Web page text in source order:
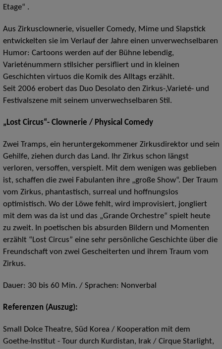
Etage“ .
Aus Zirkusclownerie, visueller Comedy, Mime und Slapstick
entwickelten sie im Verlauf der Jahre einen unverwechselbaren
Humor: Cartoons werden auf der Bühne lebendig,
Varieténummern stilsicher persifliert und in kleinen
Geschichten virtuos die Komik des Alltags erzählt.
Seit 2006 erobert das Duo Desolato den Zirkus-,Varieté- und
Festivalszene mit seinem unverwechselbaren Stil.
„Lost Circus“- Clownerie / Physical Comedy
Zwei Tramps, ein heruntergekommener Zirkusdirektor und sein
Gehilfe, ziehen durch das Land. Ihr Zirkus schon längst
verloren, versoffen, verspielt. Mit dem wenigen was geblieben
ist, schaffen die zwei Fabulanten ihre „große Show“. Der Traum
vom Zirkus, phantastisch, surreal und hoffnungslos
optimistisch. Wo der Löwe fehlt, wird improvisiert, jongliert
mit dem was da ist und das „Grande Orchestre“ spielt heute
zu zweit. In poetischen bis absurden Bildern und Momenten
erzählt “Lost Circus” eine sehr persönliche Geschichte über die
Freundschaft von zwei Gescheiterten und ihrem Traum vom
Zirkus.
Dauer: 30 bis 60 Min. / Sprachen: Nonverbal
Referenzen (Auszug):
Small Dolce Theatre, Süd Korea / Kooperation mit dem
Goethe-Institut - Tour durch Kurdistan, Irak / Cirque Starlight,